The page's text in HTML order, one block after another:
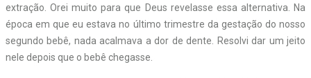
extração. Orei muito para que Deus revelasse essa alternativa. Na
época em que eu estava no último trimestre da gestação do nosso
segundo bebê, nada acalmava a dor de dente. Resolvi dar um jeito
nele depois que o bebê chegasse.